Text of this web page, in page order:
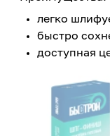
легко
быстро
доступная